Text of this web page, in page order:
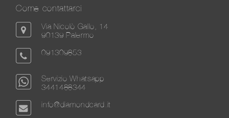
Come contattarci
Via Nicolò Gallo, 14
90139 Palermo
091309853
Servizio Whatsapp
3441488344
info@diamondcard.it